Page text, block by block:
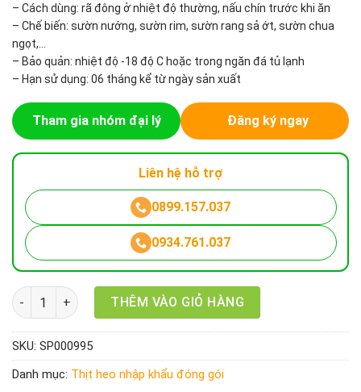
– Cách dùng: rã đông ở nhiệt độ thường, nấu chín trước khi ăn
– Chế biến: sườn nướng, sườn rim, sườn rang sả ớt, sườn chua
ngọt,…
– Bảo quản: nhiệt độ -18 độ C hoặc trong ngăn đá tủ lạnh
– Hạn sử dụng: 06 tháng kể từ ngày sản xuất
Tham gia nhóm đại lý Đăng ký ngay
Liên hệ hỗ trợ
0899.157.037
0934.761.037
Sườn non heo nhập khẩu cắt khổ số lượng
THÊM VÀO GIỎ HÀNG
SKU: SP000995
Danh mục: Thịt heo nhập khẩu đóng gói